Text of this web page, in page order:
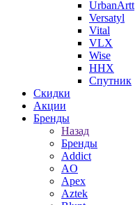
UrbanArtt
Versatyl
Vital
VLX
Wise
ННХ
Спутник
Скидки
Акции
Бренды
Назад
Бренды
Addict
AO
Apex
Aztek